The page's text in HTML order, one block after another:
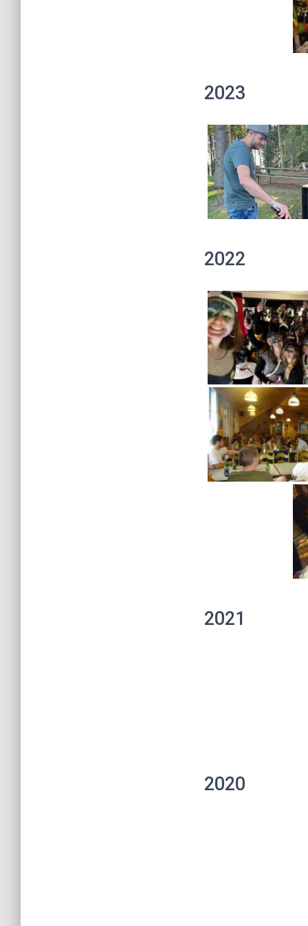
2023
2022
2021
2020